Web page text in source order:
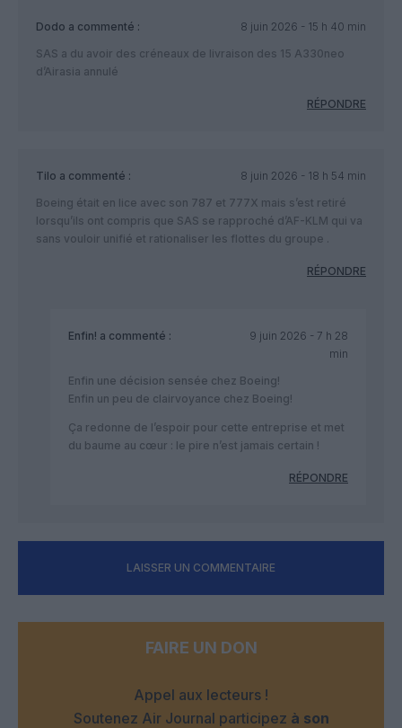
Dodo a commenté :
8 juin 2026 - 15 h 40 min
SAS a du avoir des créneaux de livraison des 15 A330neo
d’Airasia annulé
RÉPONDRE
Tilo a commenté :
8 juin 2026 - 18 h 54 min
Boeing était en lice avec son 787 et 777X mais s’est retiré
lorsqu’ils ont compris que SAS se rapproché d’AF-KLM qui va
sans vouloir unifié et rationaliser les flottes du groupe .
RÉPONDRE
Enfin! a commenté :
9 juin 2026 - 7 h 28
min
Enfin une décision sensée chez Boeing!
Enfin un peu de clairvoyance chez Boeing!
Ça redonne de l’espoir pour cette entreprise et met
du baume au cœur : le pire n’est jamais certain !
RÉPONDRE
LAISSER UN COMMENTAIRE
FAIRE UN DON
Appel aux lecteurs !
Soutenez Air Journal participez à son